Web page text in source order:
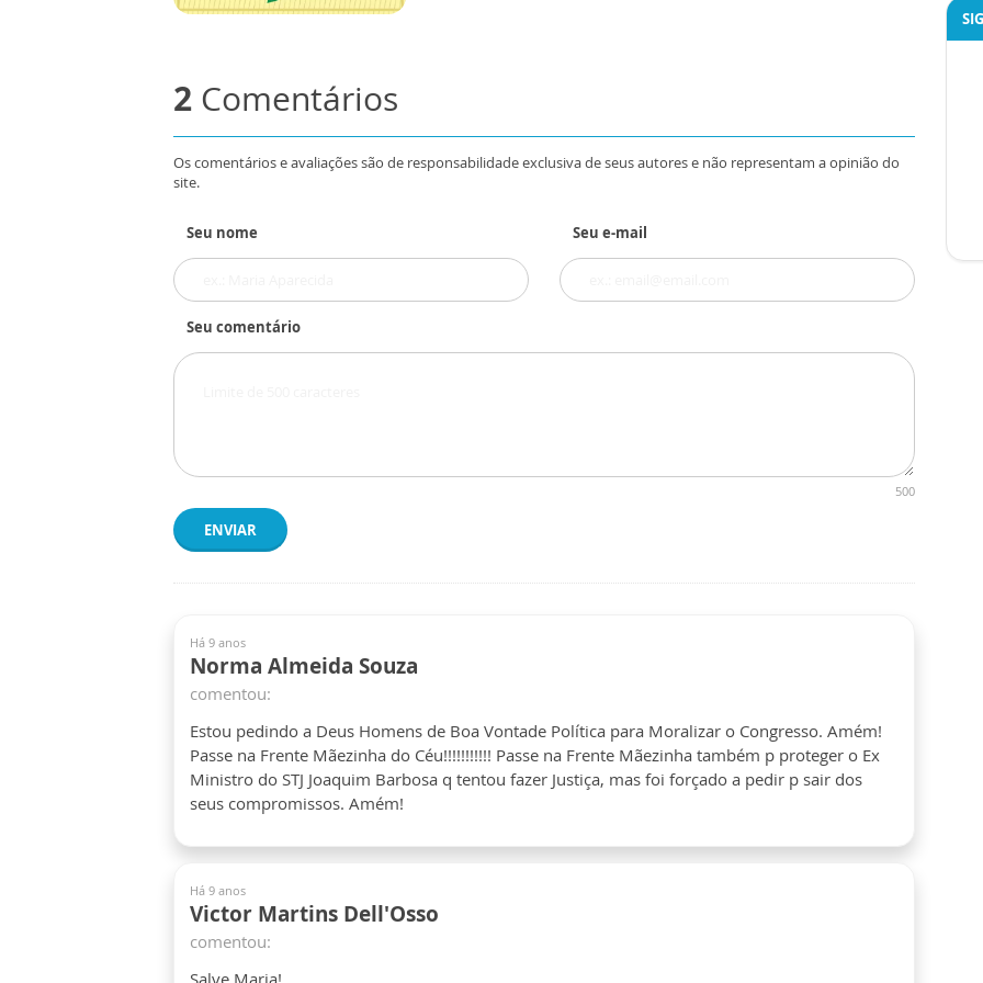
2 Comentários
Os comentários e avaliações são de responsabilidade exclusiva de seus autores e não representam a opinião do
site.
Seu nome Seu e-mail
Seu comentário
500
ENVIAR
Há 9 anos
Norma Almeida Souza
comentou:
Estou pedindo a Deus Homens de Boa Vontade Política para Moralizar o Congresso. Amém!
Passe na Frente Mãezinha do Céu!!!!!!!!!!! Passe na Frente Mãezinha também p proteger o Ex
Ministro do STJ Joaquim Barbosa q tentou fazer Justiça, mas foi forçado a pedir p sair dos
seus compromissos. Amém!
Há 9 anos
Victor Martins Dell'Osso
comentou:
Salve Maria!